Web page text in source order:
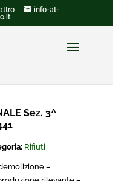
info-at-
Sez. 3^
Rifiuti
–